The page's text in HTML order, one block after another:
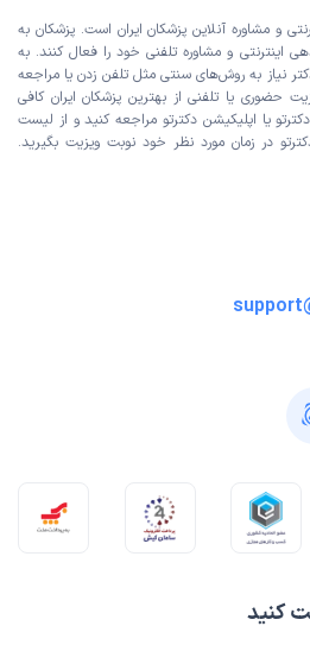
اصلا نزاشت من توضیح بدم فقط معاینه
به من گوش نداد انگارعجله داشته
خوب وصبور هستند خدا
نوبت مطب از دکترتو
کنید
و مشاوره آنلاین پزشکان ایران است. پزشکان به
اینترنتی و مشاوره تلفنی خود را فعال کنند. به
نیاز به روش‌های سنتی مثل تلفن زدن یا مراجعه
حضوری یا تلفنی از بهترین پزشکان ایران کافی
دکترتو یا اپلیکیشن دکترتو مراجعه کنید و از لیست
در زمان مورد نظر خود نوبت ویزیت بگیرید.